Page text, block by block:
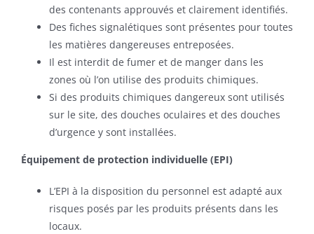
des contenants approuvés et clairement identifiés.
Des fiches signalétiques sont présentes pour toutes
les matières dangereuses entreposées.
Il est interdit de fumer et de manger dans les
zones où l’on utilise des produits chimiques.
Si des produits chimiques dangereux sont utilisés
sur le site, des douches oculaires et des douches
d’urgence y sont installées.
Équipement de protection individuelle (EPI)
L’EPI à la disposition du personnel est adapté aux
risques posés par les produits présents dans les
locaux.